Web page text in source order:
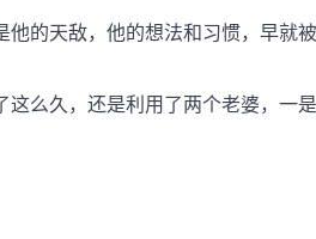
他的天敌，他的想法和习惯，早就
这么久，还是利用了两个老婆，一